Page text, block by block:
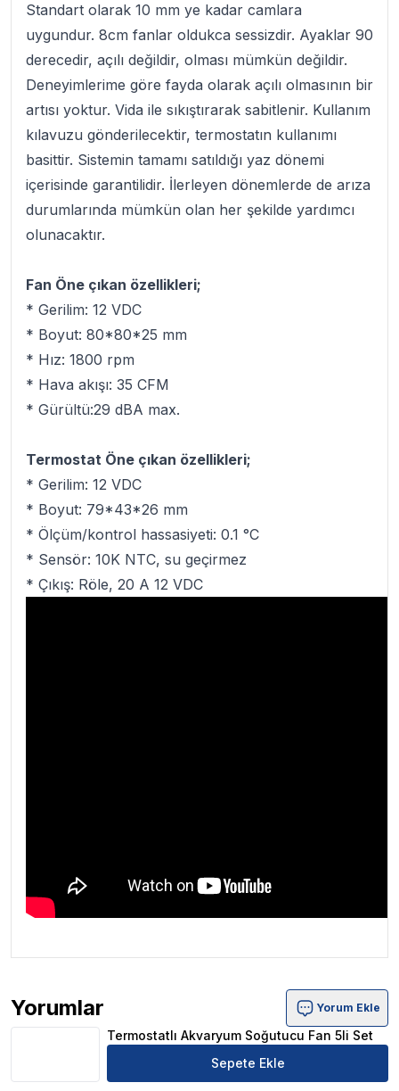
Standart olarak 10 mm ye kadar camlara
uygundur. 8cm fanlar oldukca sessizdir. Ayaklar 90
derecedir, açılı değildir, olması mümkün değildir.
Deneyimlerime göre fayda olarak açılı olmasının bir
artısı yoktur. Vida ile sıkıştırarak sabitlenir. Kullanım
kılavuzu gönderilecektir, termostatın kullanımı
basittir. Sistemin tamamı satıldığı yaz dönemi
içerisinde garantilidir. İlerleyen dönemlerde de arıza
durumlarında mümkün olan her şekilde yardımcı
olunacaktır.
Fan Öne çıkan özellikleri;
* Gerilim: 12 VDC
* Boyut: 80*80*25 mm
* Hız: 1800 rpm
* Hava akışı: 35 CFM
* Gürültü:29 dBA max.
Termostat Öne çıkan özellikleri;
* Gerilim: 12 VDC
* Boyut: 79*43*26 mm
* Ölçüm/kontrol hassasiyeti: 0.1 °C
* Sensör: 10K NTC, su geçirmez
* Çıkış: Röle, 20 A 12 VDC
Yorumlar
Termostatlı Akvaryum Soğutucu Fan 5li Set Ürün
Yorum Ekle
Termostatlı Akvaryum Soğutucu Fan 5li Set
Sepete Ekle